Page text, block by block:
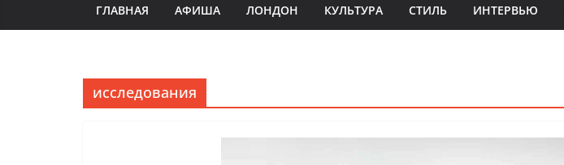
ГЛАВНАЯ АФИША ЛОНДОН КУЛЬТУРА СТИЛЬ ИНТЕРВЬЮ
исследования